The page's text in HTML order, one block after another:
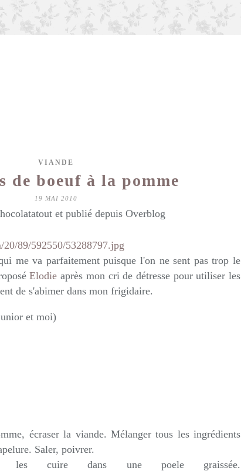
VIANDE
de boeuf à la pomme
19 MAI 2010
et publié depuis Overblog
me va parfaitement puisque l'on ne sent pas trop le
Elodie après mon cri de détresse pour utiliser les
de s'abimer dans mon frigidaire.
et moi)
écraser la viande. Mélanger tous les ingrédients
Saler, poivrer.
les cuire dans une poele graissée.